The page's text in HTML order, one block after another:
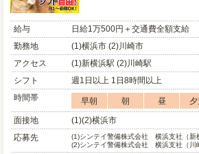
給与
日給1万500円＋交通費全額支給
勤務地
(1)横浜市 (2)川崎市
アクセス
(1)新横浜駅 (2)川崎駅
シフト
週1日以上 1日8時間以上
時間帯
早朝 朝 昼
面接地
(1)(2)横浜市
応募先
(1)シンテイ警備株式会社 横浜支社（新
(2)シンテイ警備株式会社 横浜支社（川